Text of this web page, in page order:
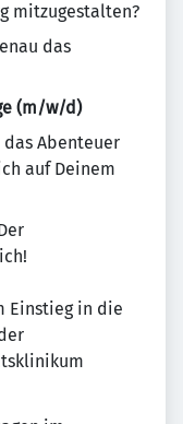
mitzugestalten?
das
(m/w/d)
Abenteuer
auf Deinem
Einstieg in die